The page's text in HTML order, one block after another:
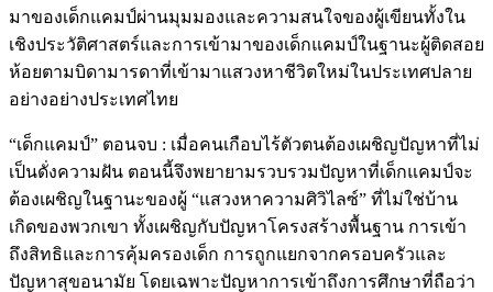
มาของเด็กแคมป์ผ่านมุมมองและความสนใจของผู้เขียนทั้งใน
เชิงประวัติศาสตร์และการเข้ามาของเด็กแคมป์ในฐานะผู้ติดสอย
ห้อยตามบิดามารดาที่เข้ามาแสวงหาชีวิตใหม่ในประเทศปลาย
อย่างอย่างประเทศไทย
“เด็กแคมป์” ตอนจบ : เมื่อคนเกือบไร้ตัวตนต้องเผชิญปัญหาที่ไม่
เป็นดั่งความฝัน ตอนนี้จึงพยายามรวบรวมปัญหาที่เด็กแคมป์จะ
ต้องเผชิญในฐานะของผู้ “แสวงหาความศิวิไลซ์” ที่ไม่ใช่บ้าน
เกิดของพวกเขา ทั้งเผชิญกับปัญหาโครงสร้างพื้นฐาน การเข้า
ถึงสิทธิและการคุ้มครองเด็ก การถูกแยกจากครอบครัวและ
ปัญหาสุขอนามัย โดยเฉพาะปัญหาการเข้าถึงการศึกษาที่ถือว่า